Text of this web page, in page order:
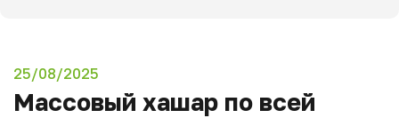
25/08/2025
Массовый хашар по всей